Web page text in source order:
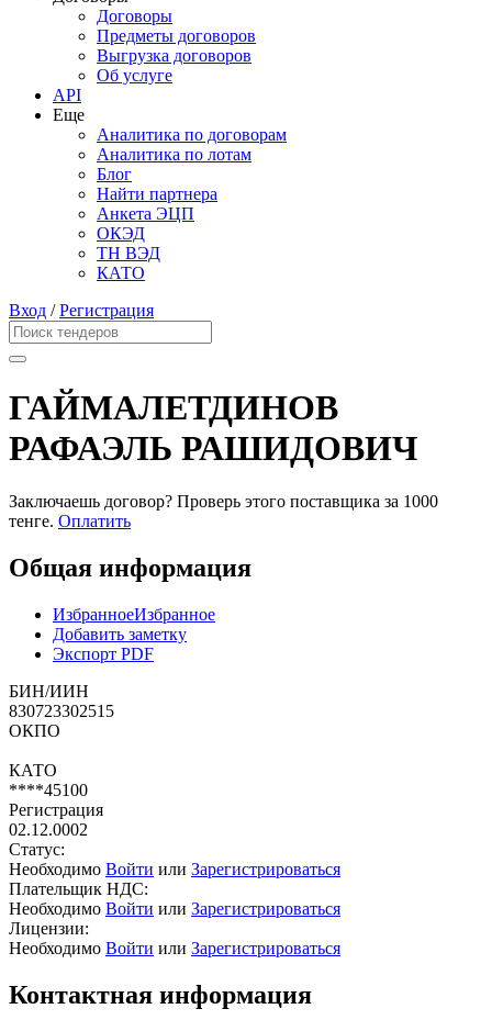
Договоры
Предметы договоров
Выгрузка договоров
Об услуге
API
Еще
Аналитика по договорам
Аналитика по лотам
Блог
Найти партнера
Анкета ЭЦП
ОКЭД
ТН ВЭД
КАТО
Вход /Регистрация
ГАЙМАЛЕТДИНОВ
РАФАЭЛЬ РАШИДОВИЧ
Заключаешь договор? Проверь этого поставщика за 1000
тенге. Оплатить
Общая информация
ИзбранноеИзбранное
Добавить заметку
Экспорт PDF
БИН/ИИН
830723302515
ОКПО
КАТО
****45100
Регистрация
02.12.0002
Статус:
Необходимо Войти или Зарегистрироваться
Плательщик НДС:
Необходимо Войти или Зарегистрироваться
Лицензии:
Необходимо Войти или Зарегистрироваться
Контактная информация